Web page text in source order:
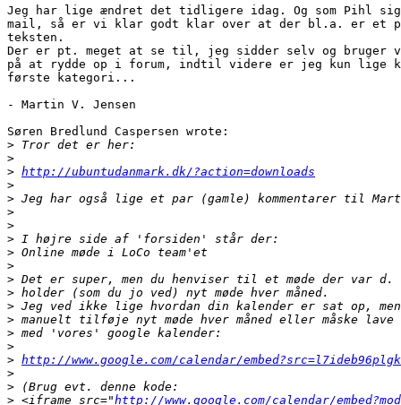
Jeg har lige ændret det tidligere idag. Og som Pihl
mail, så er vi klar godt klar over at der bl.a. er et
teksten.
Der er pt. meget at se til, jeg sidder selv og bruger
på at rydde op i forum, indtil videre er jeg kun lige
første kategori...
- Martin V. Jensen
Søren Bredlund Caspersen wrote:
>
>
> http://ubuntudanmark.dk/?action=downloads
>
>
>
>
>
>
>
>
>
>
>
>
>
> http://www.google.com/calendar/
>
>
> <iframe src="http://www.google.com/calendar/